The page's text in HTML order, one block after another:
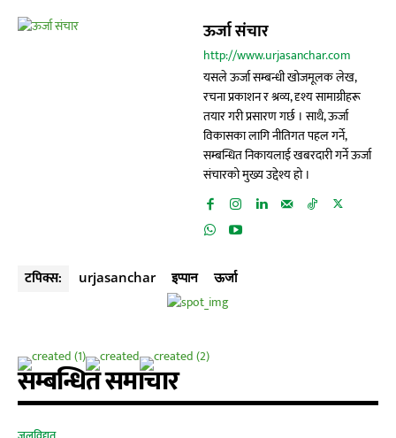
ऊर्जा संचार
http://www.urjasanchar.com
यसले ऊर्जा सम्बन्धी खोजमूलक लेख,
रचना प्रकाशन र श्रव्य, दृश्य सामाग्रीहरू
तयार गरी प्रसारण गर्छ । साथै, ऊर्जा
विकासका लागि नीतिगत पहल गर्ने,
सम्बन्धित निकायलाई खबरदारी गर्ने ऊर्जा
संचारको मुख्य उद्देश्य हो ।
टपिक्स: urjasanchar इप्पान ऊर्जा
सम्बन्धित समाचार